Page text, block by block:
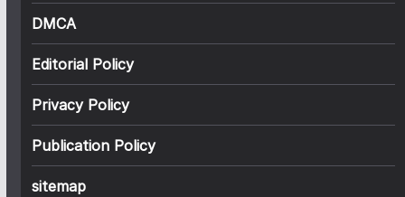
DMCA
Editorial Policy
Privacy Policy
Publication Policy
sitemap